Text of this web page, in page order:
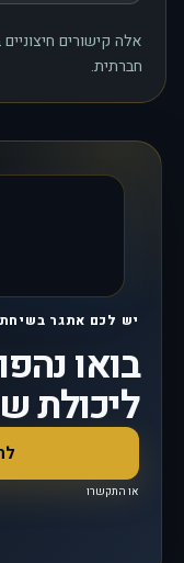
אלה קישורים
חברתית.
יש לכם אתגר
בואו
ליכולת
או התקשרו